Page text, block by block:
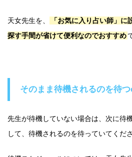
天女先生を、
「お気に入り占い師」
探す手間が省けて便利なのでおすすめ
そのまま待機されるのを待
先生が待機していない場合は、次に待
して、待機されるのを待っていてくださ